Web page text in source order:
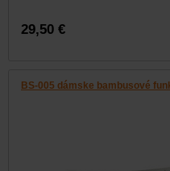
29,50 €
BS-005 dámske bambusové